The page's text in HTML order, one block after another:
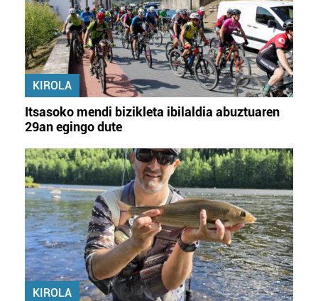
KIROLA
Itsasoko mendi bizikleta ibilaldia abuztuaren
29an egingo dute
KIROLA